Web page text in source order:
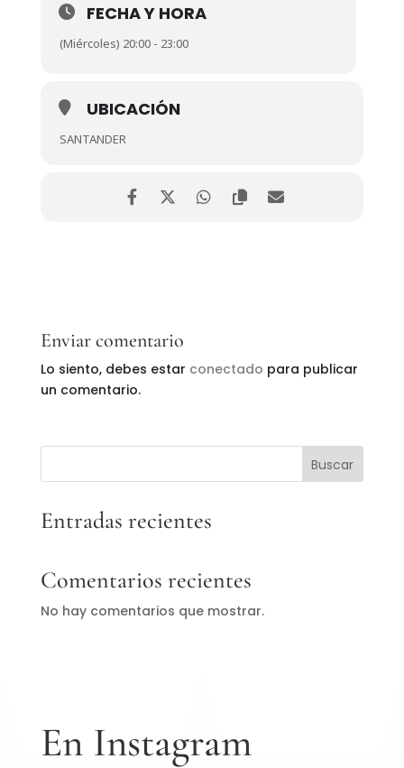
FECHA Y HORA
(Miércoles) 20:00 - 23:00
UBICACIÓN
SANTANDER
Enviar comentario
Lo siento, debes estar conectado para publicar
un comentario.
Buscar
Entradas recientes
Comentarios recientes
No hay comentarios que mostrar.
En Instagram